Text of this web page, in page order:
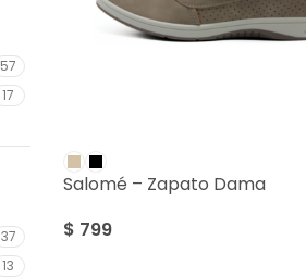
57
17
37
13
Salomé – Zapato Dama
$ 799